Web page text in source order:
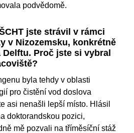
podvědomě.
jste strávil v rámci
v Nizozemsku, konkrétně
Delftu. Proč jste si vybral
byla tehdy v oblasti
pro čistění vod doslova
asi nenašli lepší místo. Hlásil
doktorandskou pozici,
mě pozvali na tříměsíční stáž